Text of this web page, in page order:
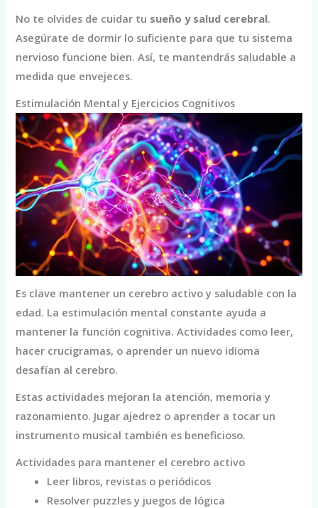
No te olvides de cuidar tu sueño y salud cerebral.
Asegúrate de dormir lo suficiente para que tu sistema
nervioso funcione bien. Así, te mantendrás saludable a
medida que envejeces.
Estimulación Mental y Ejercicios Cognitivos
Es clave mantener un cerebro activo y saludable con la
edad. La estimulación mental constante ayuda a
mantener la función cognitiva. Actividades como leer,
hacer crucigramas, o aprender un nuevo idioma
desafían al cerebro.
Estas actividades mejoran la atención, memoria y
razonamiento. Jugar ajedrez o aprender a tocar un
instrumento musical también es beneficioso.
Actividades para mantener el cerebro activo
Leer libros, revistas o periódicos
Resolver puzzles y juegos de lógica